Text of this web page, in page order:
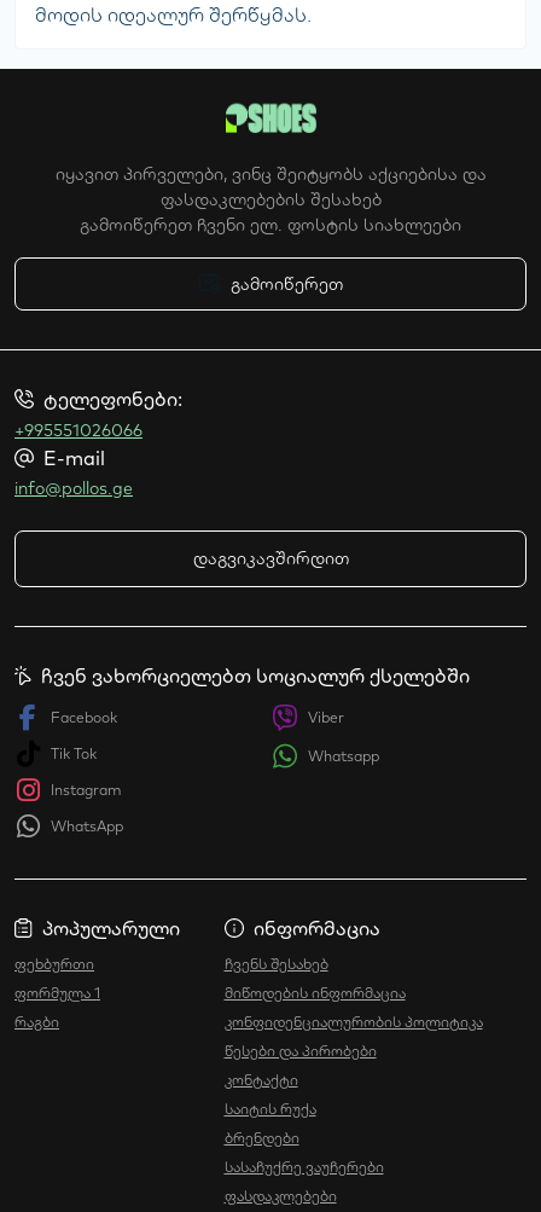
მოდის იდეალურ შერწყმას.
იყავით პირველები, ვინც შეიტყობს აქციებისა და
ფასდაკლებების შესახებ
გამოიწერეთ ჩვენი ელ. ფოსტის სიახლეები
გამოიწერეთ
ტელეფონები:
+995551026066
E-mail
info@pollos.ge
დაგვიკავშირდით
პოპულარული
ფეხბურთი
ფორმულა 1
რაგბი
ინფორმაცია
ჩვენს შესახებ
მიწოდების ინფორმაცია
კონფიდენციალურობის პოლიტიკა
წესები და პირობები
კონტაქტი
საიტის რუქა
ბრენდები
სასაჩუქრე ვაუჩერები
ფასდაკლებები
ჩვენ ვახორციელებთ სოციალურ ქსელებში
Facebook
Tik Tok
Instagram
WhatsApp
Viber
Whatsapp